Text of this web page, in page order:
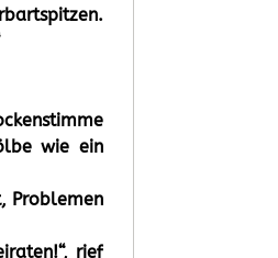
wie ein
Problemen
rief